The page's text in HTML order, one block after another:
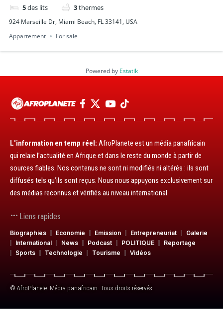
5des lits 3thermes
924 Marseille Dr, Miami Beach, FL 33141, USA
Appartement
For sale
Powered by Estatik
L'information en temp réel: AfroPlanete est un média panafricain
qui relaie l’actualité en Afrique et dans le reste du monde à partir de
sources fiables. Nos contenus ne sont ni modifiés ni altérés : ils sont
diffusés tels qu’ils sont reçus. Nous nous appuyons exclusivement sur
des médias reconnus et vérifiés au niveau international.
Liens rapides
Biographies Economie Emission Entrepreneuriat
Galerie
International
News Podcast POLITIQUE
Reportage
Sports
Technologie Tourisme Vidéos
© AfroPlanete. Média panafricain. Tous droits réservés.